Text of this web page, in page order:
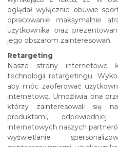
oglądał wyłącznie obuwie
opracowanie maksymalnie
użytkownika oraz
jego obszarom zainteresowań.
Retargeting
Nasze strony internetowe
technologii retargetingu.
aby móc zaoferować
internetową. Umożliwia ona
którzy zainteresowali się
produktami,
internetowych naszych
wyświetlanie